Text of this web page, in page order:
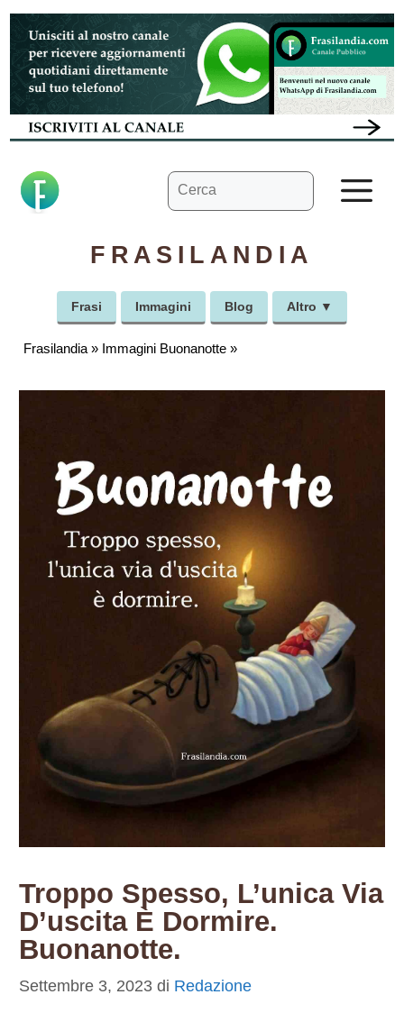
Vai
contenuto
Ricerca
per:
FRASILANDIA
Frasi Immagini Blog Altro ▼
Frasilandia » Immagini Buonanotte »
Troppo Spesso, L’unica Via
D’uscita È Dormire.
Buonanotte.
Settembre 3, 2023 di Redazione